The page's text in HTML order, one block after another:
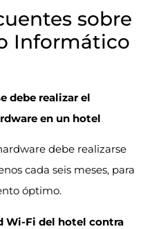
sobre
Informático
debe realizar el
en un hotel
debe realizarse
cada seis meses, para
óptimo.
Wi-Fi del hotel contra